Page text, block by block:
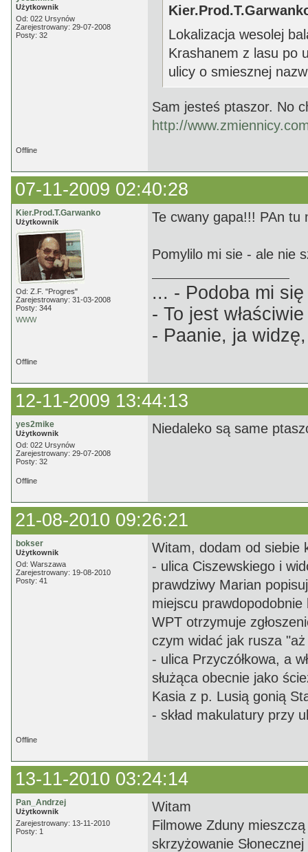
Użytkownik
Od: 022 Ursynów
Zarejestrowany: 29-07-2008
Posty: 32
Lokalizacja wesolej
Krashanem z lasu po
ulicy o smiesznej
Sam jesteś ptaszor. No
http://
Offline
07-11-2009 02:40:28
Kier.Prod.T.Garwanko
Użytkownik
Od: Z.F. "Progres"
Zarejestrowany: 31-03-2008
Posty: 344
WWW
Te cwany gapa!!! PAn tu
Pomylilo mi sie - ale nie
... - Podoba mi
- To jest
- Paanie, ja
Offline
12-11-2009 13:44:13
yes2mike
Użytkownik
Od: 022 Ursynów
Zarejestrowany: 29-07-2008
Posty: 32
Niedaleko są same
Offline
21-08-2010 09:26:21
bokser
Użytkownik
Od: Warszawa
Zarejestrowany: 19-08-2010
Posty: 41
Witam, dodam od siebie
- ulica Ciszewskiego i
prawdziwy Marian
miejscu
WPT otrzymuje
czym widać jak rusza
- ulica Przyczółkowa, a
służąca obecnie jako
Kasia z p. Lusią gonią
- skład makulatury przy
Offline
13-11-2010 03:24:14
Pan_Andrzej
Użytkownik
Zarejestrowany: 13-11-2010
Posty: 1
Witam
Filmowe Zduny
skrzyżowanie Słonecznej